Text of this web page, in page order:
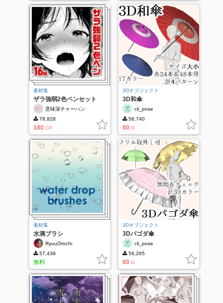
素材集
ザラ強弱2色ペンセット
意味深チャーハン
78,828
180 CP
3Dオブジェクト
3D和傘
cli_pose
58,740
80 G
素材集
水滴ブラシ
RyuuOrochi
57,439
無料
3Dオブジェクト
3Dパゴダ傘
cli_pose
56,265
80 G